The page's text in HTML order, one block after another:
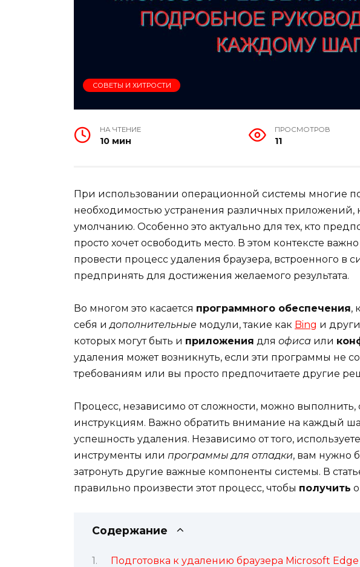
СОВЕТЫ И ХИТРОСТИ
НА ЧТЕНИЕ
10 мин
ПРОСМОТРОВ
11
При использовании операционной системы многие
необходимостью устранения различных приложений,
умолчанию. Особенно это актуально для тех, кто
просто хочет освободить место. В этом контексте
провести процесс удаления браузера, встроенного в
предпринять для достижения желаемого результата.
Во многом это касается программного обеспечения,
себя идополнительные модули, такие как Bing и
которых могут быть и приложения для офиса или
удаления может возникнуть, если эти программы не
требованиям или вы просто предпочитаете другие
Процесс, независимо от сложности, можно
инструкциям. Важно обратить внимание на каждый
успешность удаления. Независимо от того,
инструменты или программы для отладки, вам нужно
затронуть другие важные компоненты системы. В
правильно произвести этот процесс, чтобы получить
Содержание
Подготовка к удалению браузера Microsoft Edge